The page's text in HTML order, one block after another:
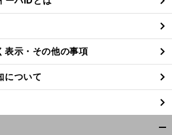
る
表示・その他の事項
について